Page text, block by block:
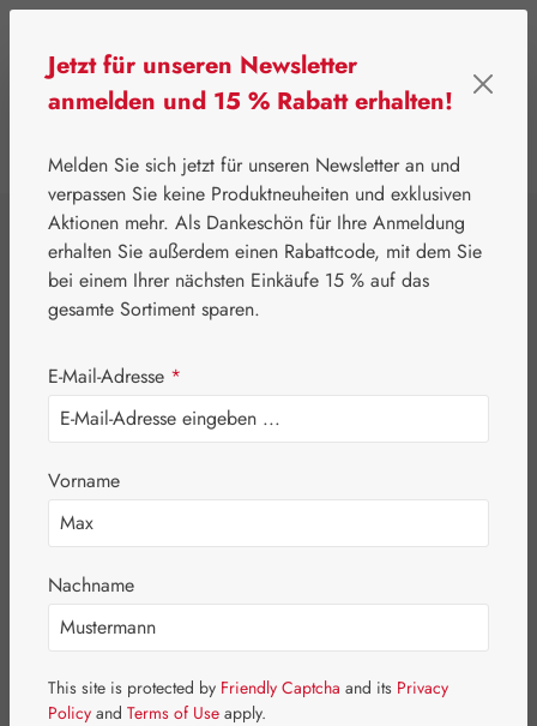
⌂ Eigenprodukte Nährstoffe
Scottopect® Sirup
Bildergalerie überspringen
Jetzt für unseren Newsletter
anmelden und 15 % Rabatt erhalten!
Melden Sie sich jetzt für unseren Newsletter an und
verpassen Sie keine Produktneuheiten und exklusiven
Aktionen mehr. Als Dankeschön für Ihre Anmeldung
erhalten Sie außerdem einen Rabattcode, mit dem Sie
bei einem Ihrer nächsten Einkäufe 15 % auf das
gesamte Sortiment sparen.
E-Mail-Adresse *
Vorname
Nachname
This site is protected by Friendly Captcha and its Privacy
Policy and Terms of Use apply.